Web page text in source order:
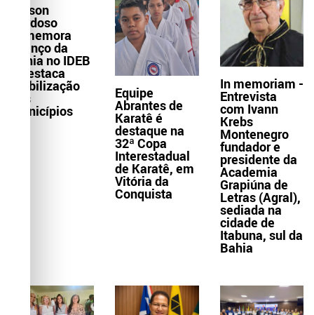
Wilson
Cardoso
comemora
avanço da
Bahia no IDEB
e destaca
mobilização
dos
municípios
Equipe
Abrantes de
Karatê é
destaque na
32ª Copa
Interestadual
de Karatê, em
Vitória da
Conquista
In memoriam -
Entrevista
com Ivann
Krebs
Montenegro
fundador e
presidente da
Academia
Grapiúna de
Letras (Agral),
sediada na
cidade de
Itabuna, sul da
Bahia